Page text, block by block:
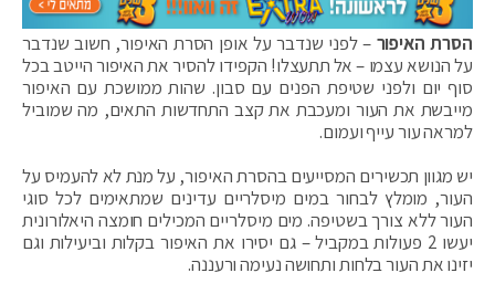
הסרת האיפור – לפני שנדבר על אופן הסרת האיפור, חשוב שנדבר
על הנושא עצמו – אל תתעצלו! הקפידו להסיר את האיפור הייטב בכל
סוף יום ולפני שטיפת הפנים עם סבון. שהות ממושכת עם האיפור
מייבשת את העור ומעכבת את קצב התחדשות התאים, מה שמוביל
למראה עור עייף ועמום.
יש מגוון תכשירים המסייעים בהסרת האיפור, על מנת לא להעמיס על
העור, מומלץ לבחור במים מיסלריים עדינים שמתאימים לכל סוגי
העור ללא צורך בשטיפה. מים מיסלריים המכילים חומצה היאלורונית
יעשו 2 פעולות במקביל – גם יסירו את האיפור בקלות וביעילות וגם
יזינו את העור בלחות ותחושה נעימה ורעננה.